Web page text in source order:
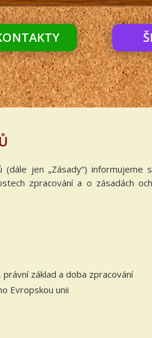
jen „Zásady“) informujeme
zpracování a o zásadách
základ a doba zpracování
Evropskou unii